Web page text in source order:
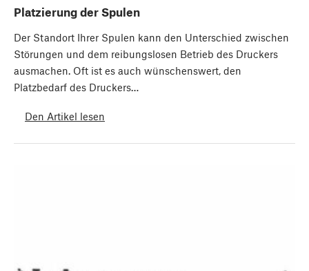
Platzierung der Spulen
Der Standort Ihrer Spulen kann den Unterschied zwischen
Störungen und dem reibungslosen Betrieb des Druckers
ausmachen. Oft ist es auch wünschenswert, den
Platzbedarf des Druckers…
Den Artikel lesen